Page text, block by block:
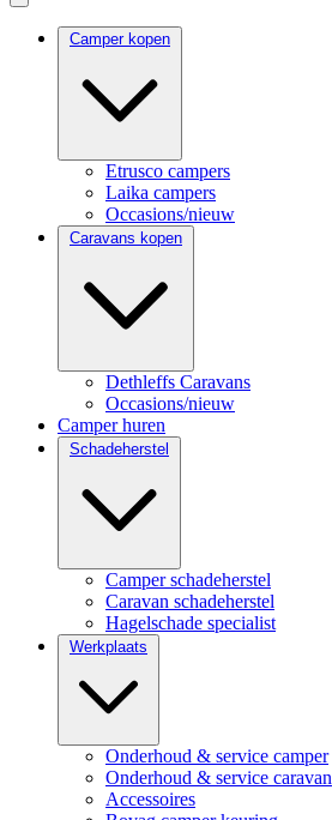
Camper kopen
Etrusco campers
Laika campers
Occasions/nieuw
Caravans kopen
Dethleffs Caravans
Occasions/nieuw
Camper huren
Schadeherstel
Camper schadeherstel
Caravan schadeherstel
Hagelschade specialist
Werkplaats
Onderhoud & service camper
Onderhoud & service caravan
Accessoires